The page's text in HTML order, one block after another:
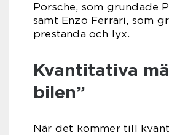
Porsche, som grundade
samt Enzo Ferrari, som
prestanda och lyx.
Kvantitativa
bilen”
När det kommer till